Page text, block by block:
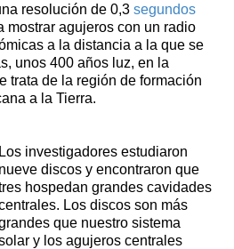
resolución de 0,3 segundos
mostrar agujeros con un radio
a la distancia a la que se
unos 400 años luz, en la
trata de la región de formación
a la Tierra.
Los investigadores estudiaron
nueve discos y encontraron que
hospedan grandes cavidades
Los discos son más
que nuestro sistema
y los agujeros centrales